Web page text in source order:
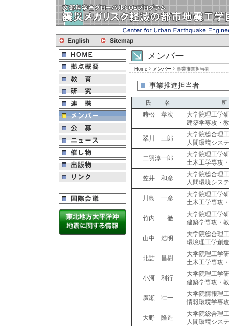
メンバー
Home > メンバー > 事業推進担当者
事業推進担当者
氏 名
時松 孝次
大学院理工学
建築学専攻・
翠川 三郎
大学院総合理
人間環境シス
二羽淳一郎
大学院理工学
土木工学専攻
笠井 和彦
大学院総合理
人間環境シス
川島 一彦
大学院理工学
土木工学専攻
竹内 徹
大学院理工学
建築学専攻・
山中 浩明
大学院総合理
環境理工学創
北詰 昌樹
大学院理工学
土木工学専攻
小河 利行
大学院理工学
建築学専攻・
廣瀬 壮一
大学院情報理
情報環境学専
大野 隆造
大学院総合理
人間環境シス